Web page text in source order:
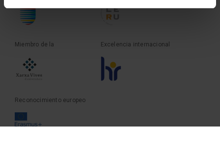
Miembro de la Excelencia internacional
Reconocimiento europeo